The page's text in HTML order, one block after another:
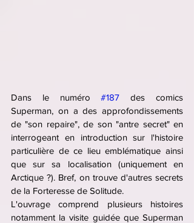
Dans le numéro #187 des comics
Superman, on a des approfondissements
de "son repaire", de son "antre secret" en
interrogeant en introduction sur l'histoire
particulière de ce lieu emblématique ainsi
que sur sa localisation (uniquement en
Arctique ?). Bref, on trouve d'autres secrets
de la Forteresse de Solitude.
L'ouvrage comprend plusieurs histoires
notamment la visite guidée que Superman